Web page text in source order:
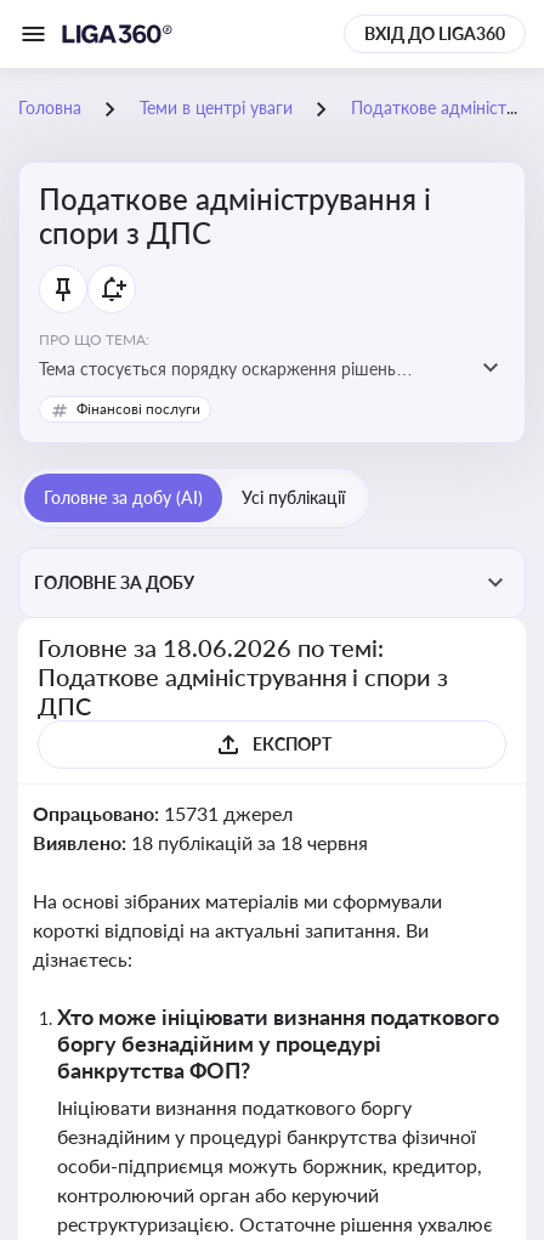
ВХІД ДО LIGA360
Головна Теми в центрі уваги Податкове адміністрування і спори з ДПС
Податкове адміністрування і
спори з ДПС
ПРО ЩО ТЕМА:
Тема стосується порядку оскарження рішень
податкових органів, що виникають внаслідок
податкових перевірок, та механізмів захисту прав
Фінансові послуги
Головне за добу (AI) Усі публікації
ГОЛОВНЕ ЗА ДОБУ
Головне за 18.06.2026 по темі:
Податкове адміністрування і спори з
ДПС
ЕКСПОРТ
Опрацьовано: 15731 джерел
Виявлено: 18 публікацій за 18 червня
На основі зібраних матеріалів ми сформували
короткі відповіді на актуальні запитання. Ви
дізнаєтесь:
Хто може ініціювати визнання податкового
боргу безнадійним у процедурі
банкрутства ФОП?
Ініціювати визнання податкового боргу
безнадійним у процедурі банкрутства фізичної
особи-підприємця можуть боржник, кредитор,
контролюючий орган або керуючий
реструктуризацією. Остаточне рішення ухвалює